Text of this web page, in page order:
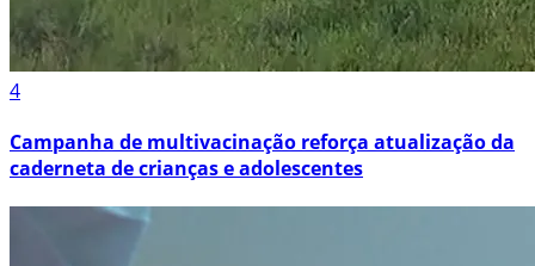
4
Campanha de multivacinação reforça atualização da
caderneta de crianças e adolescentes